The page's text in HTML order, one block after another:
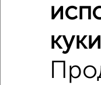
Похожие
Комнаты в 2-к